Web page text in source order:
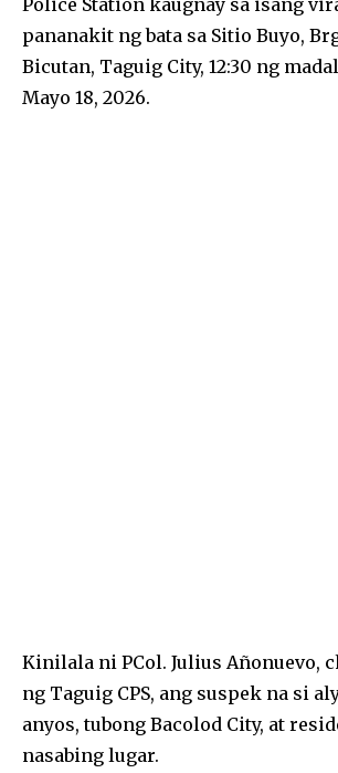
b
o
o
g
er
A
p
pananakit ng bata sa Sitio Buyo,
Bicutan, Taguig City, 12:30 ng
Mayo 18, 2026.
Kinilala ni PCol. Julius Añonuevo,
ng Taguig CPS, ang suspek na si
anyos, tubong Bacolod City, at
nasabing lugar.